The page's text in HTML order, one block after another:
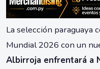
La selección paraguaya
Mundial 2026 con un
Albirroja enfrentará a